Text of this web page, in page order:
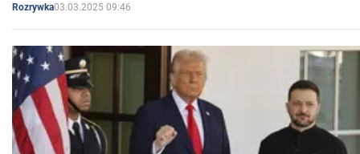
Rozrywka03.03.2025 09:46